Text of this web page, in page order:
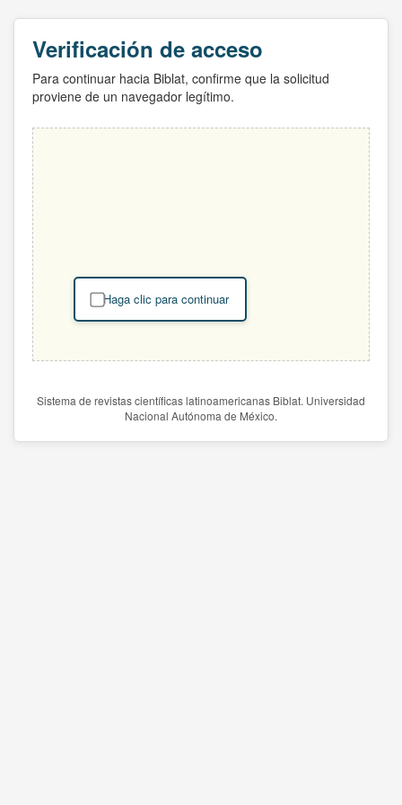
Verificación de acceso
Para continuar hacia Biblat, confirme que la solicitud
proviene de un navegador legítimo.
Haga clic para continuar
Sistema de revistas científicas latinoamericanas Biblat. Universidad
Nacional Autónoma de México.